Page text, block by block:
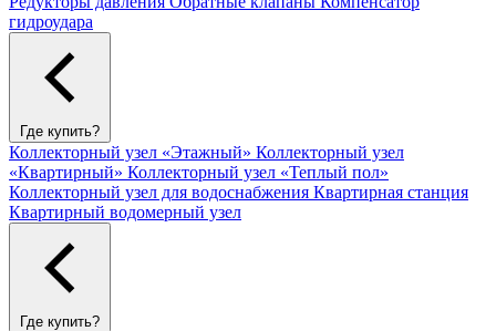
гидроудара
Где купить?
Коллекторный узел «Этажный» Коллекторный узел
«Квартирный» Коллекторный узел «Теплый пол»
Коллекторный узел для водоснабжения Квартирная станция
Квартирный водомерный узел
Где купить?